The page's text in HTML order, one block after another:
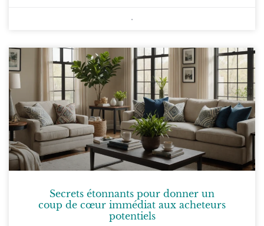
Secrets étonnants pour donner un
coup de cœur immédiat aux acheteurs
potentiels